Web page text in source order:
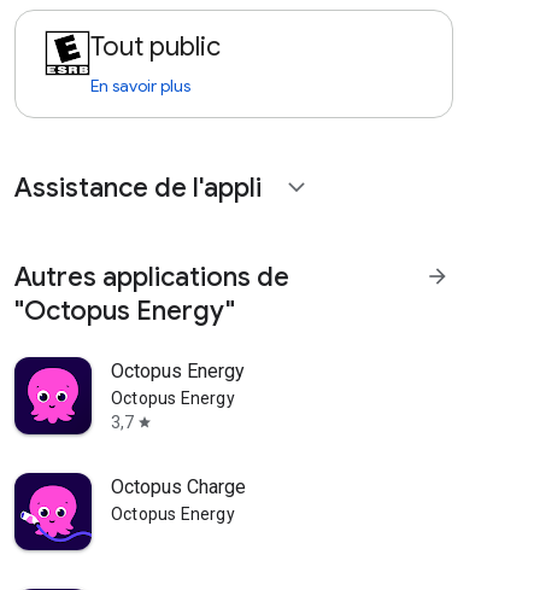
Tout public
En savoir plus
Assistance de l'appli expand_more
Autres applications de
"Octopus Energy"
arrow_forward
Octopus Energy
Octopus Energy
3,7 star
Octopus Charge
Octopus Energy